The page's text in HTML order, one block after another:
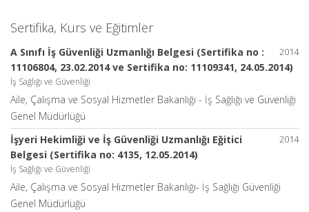
Sertifika, Kurs ve Eğitimler
2014
A Sınıfı İş Güvenliği Uzmanlığı Belgesi (Sertifika no :
11106804, 23.02.2014 ve Sertifika no: 11109341, 24.05.2014)
İş Sağlığı ve Güvenliği
Aile, Çalışma ve Sosyal Hizmetler Bakanlığı - İş Sağlığı ve Güvenliği
Genel Müdürlüğü
2014
İşyeri Hekimliği ve İş Güvenliği Uzmanlığı Eğitici
Belgesi (Sertifika no: 4135, 12.05.2014)
İş Sağlığı ve Güvenliği
Aile, Çalışma ve Sosyal Hizmetler Bakanlığı- İş Sağlığı Güvenliği
Genel Müdürlüğü